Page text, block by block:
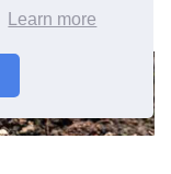
Learn more